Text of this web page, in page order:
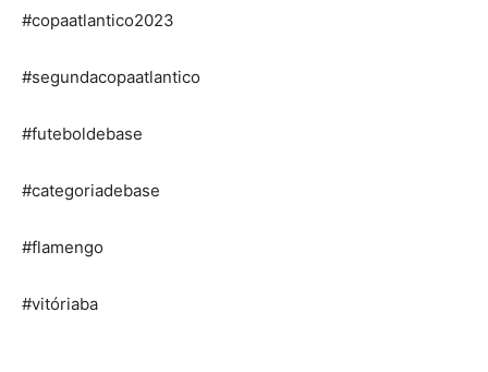
#copaatlantico2023
#segundacopaatlantico
#futeboldebase
#categoriadebase
#flamengo
#vitóriaba